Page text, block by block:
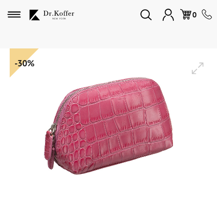
0
Избранное
Дорожная коллекция
Мужская коллекция
Женская коллекция
Подарки и сувениры
-30%